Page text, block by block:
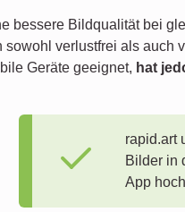
bessere Bildqualität bei
verlustfrei als auch
Geräte geeignet, hat
rapid.art
Bilder in
App